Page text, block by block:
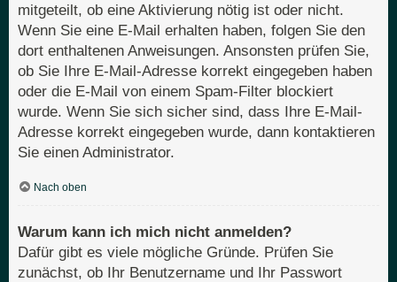
mitgeteilt, ob eine Aktivierung nötig ist oder nicht.
Wenn Sie eine E-Mail erhalten haben, folgen Sie den
dort enthaltenen Anweisungen. Ansonsten prüfen Sie,
ob Sie Ihre E-Mail-Adresse korrekt eingegeben haben
oder die E-Mail von einem Spam-Filter blockiert
wurde. Wenn Sie sich sicher sind, dass Ihre E-Mail-
Adresse korrekt eingegeben wurde, dann kontaktieren
Sie einen Administrator.
Nach oben
Warum kann ich mich nicht anmelden?
Dafür gibt es viele mögliche Gründe. Prüfen Sie
zunächst, ob Ihr Benutzername und Ihr Passwort